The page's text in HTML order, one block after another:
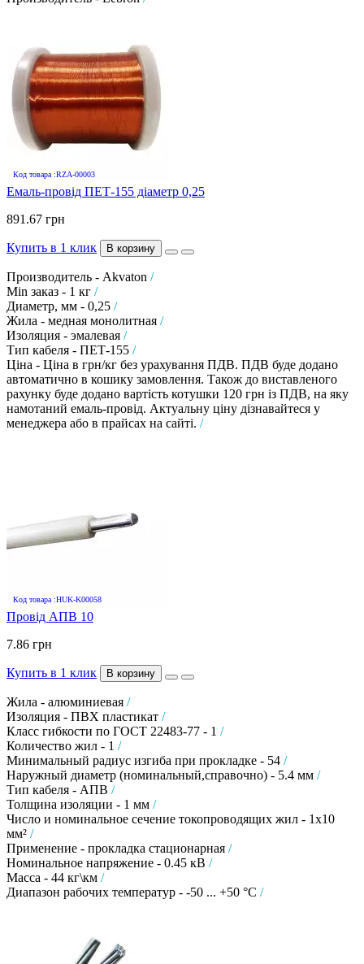
Код товара :RZA-00003
Емаль-провід ПЕТ-155 діаметр 0,25
891.67 грн
Купить в 1 клик В корзину
Производитель - Akvaton /
Min заказ - 1 кг /
Диаметр, мм - 0,25 /
Жила - медная монолитная /
Изоляция - эмалевая /
Тип кабеля - ПЕТ-155 /
Ціна - Ціна в грн/кг без урахування ПДВ. ПДВ буде додано
автоматично в кошику замовлення. Також до виставленого
рахунку буде додано вартість котушки 120 грн із ПДВ, на яку
намотаний емаль-провід. Актуальну ціну дізнавайтеся у
менеджера або в прайсах на сайті. /
Код товара :HUK-K00058
Провід АПВ 10
7.86 грн
Купить в 1 клик В корзину
Жила - алюминиевая /
Изоляция - ПВХ пластикат /
Класс гибкости по ГОСТ 22483-77 - 1 /
Количество жил - 1 /
Минимальный радиус изгиба при прокладке - 54 /
Наружный диаметр (номинальный,справочно) - 5.4 мм /
Тип кабеля - АПВ /
Толщина изоляции - 1 мм /
Число и номинальное сечение токопроводящих жил - 1х10
мм² /
Применение - прокладка стационарная /
Номинальное напряжение - 0.45 кВ /
Масса - 44 кг\км /
Диапазон рабочих температур - -50 ... +50 °C /